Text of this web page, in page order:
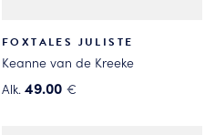
FOXTALES JULISTE
Keanne van de Kreeke
Alk. 49.00 €